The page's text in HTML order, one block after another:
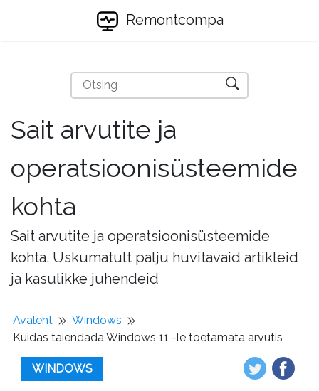
Remontcompa
Sait arvutite ja
operatsioonisüsteemide
kohta
Sait arvutite ja operatsioonisüsteemide
kohta. Uskumatult palju huvitavaid artikleid
ja kasulikke juhendeid
Avaleht
Windows
Kuidas täiendada Windows 11 -le toetamata arvutis
WINDOWS